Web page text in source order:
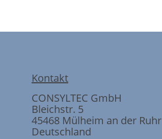
Kontakt
CONSYLTEC GmbH
Bleichstr. 5
45468 Mülheim an der Ruhr
Deutschland